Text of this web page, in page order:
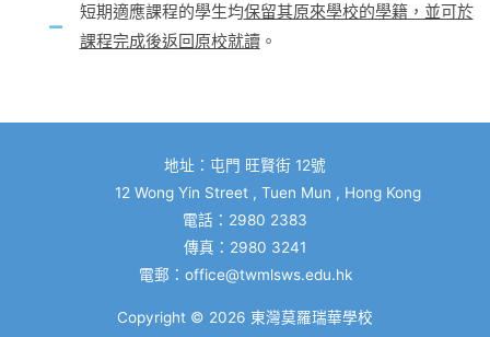
短期適應課程的學生均保留其原來學校的學籍，並可於
課程完成後返回原校就讀。
地址：屯門 旺賢街 12號
12 Wong Yin Street , Tuen Mun , Hong Kong
電話：2980 2383
傳真：2980 3241
電郵： office@twmlsws.edu.hk
Copyright © 2026 東灣莫羅瑞華學校